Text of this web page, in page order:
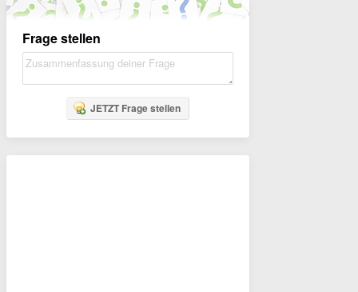
Frage stellen
JETZT Frage stellen